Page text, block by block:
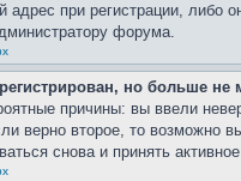
адрес при регистрации, либо
форума.
но больше не
причины: вы ввели
верно второе, то возможно
снова и принять